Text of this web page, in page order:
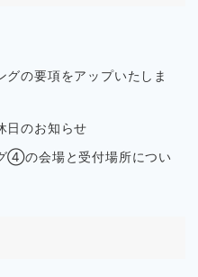
の要項をアップいたしま
日のお知らせ
④の会場と受付場所につい